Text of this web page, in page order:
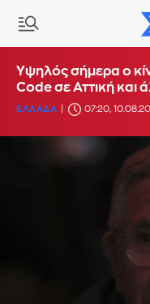
Υψηλός σήμερα ο
Code σε Αττική και
ΕΛΛΑΔΑ 07:20,